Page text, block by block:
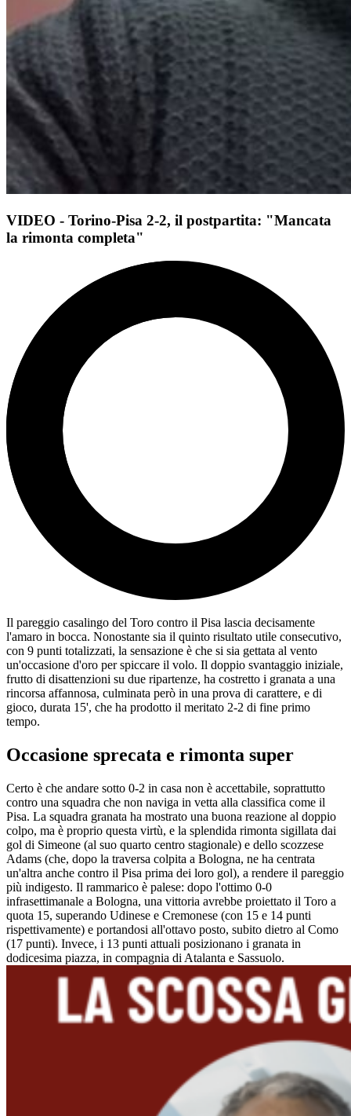
VIDEO - Torino-Pisa 2-2, il postpartita: "Mancata
la rimonta completa"
Il pareggio casalingo del Toro contro il Pisa lascia decisamente
l'amaro in bocca. Nonostante sia il quinto risultato utile consecutivo,
con 9 punti totalizzati, la sensazione è che si sia gettata al vento
un'occasione d'oro per spiccare il volo. Il doppio svantaggio iniziale,
frutto di disattenzioni su due ripartenze, ha costretto i granata a una
rincorsa affannosa, culminata però in una prova di carattere, e di
gioco, durata 15', che ha prodotto il meritato 2-2 di fine primo
tempo.
Occasione sprecata e rimonta super
Certo è che andare sotto 0-2 in casa non è accettabile, soprattutto
contro una squadra che non naviga in vetta alla classifica come il
Pisa. La squadra granata ha mostrato una buona reazione al doppio
colpo, ma è proprio questa virtù, e la splendida rimonta sigillata dai
gol di Simeone (al suo quarto centro stagionale) e dello scozzese
Adams (che, dopo la traversa colpita a Bologna, ne ha centrata
un'altra anche contro il Pisa prima dei loro gol), a rendere il pareggio
più indigesto. Il rammarico è palese: dopo l'ottimo 0-0
infrasettimanale a Bologna, una vittoria avrebbe proiettato il Toro a
quota 15, superando Udinese e Cremonese (con 15 e 14 punti
rispettivamente) e portandosi all'ottavo posto, subito dietro al Como
(17 punti). Invece, i 13 punti attuali posizionano i granata in
dodicesima piazza, in compagnia di Atalanta e Sassuolo.